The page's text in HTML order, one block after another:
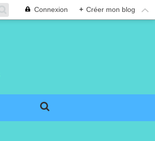
Connexion + Créer mon blog